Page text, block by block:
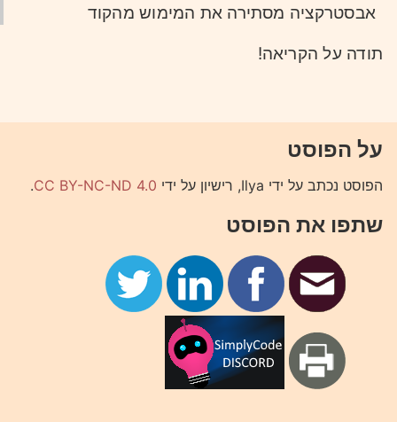
אבסטרקציה מסתירה את המימוש מהקוד
תודה על הקריאה!
על הפוסט
הפוסט נכתב על ידי Ilya, רישיון על ידי CC BY-NC-ND 4.0
.
שתפו את הפוסט